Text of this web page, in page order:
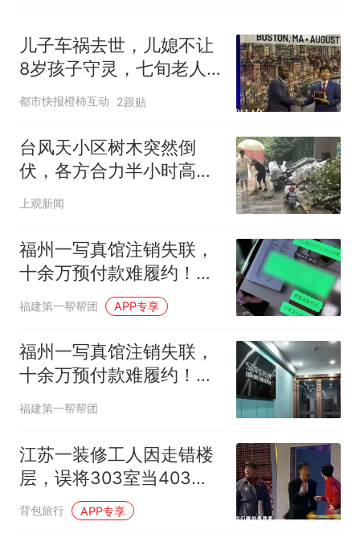
儿子车祸去世，儿媳不让
8岁孩子守灵，七旬老人
偷偷做亲子鉴定显示“非亲
生”，向母子索赔36.5万
元！法院：影响未成年人
健康成长，不支持
都市快报橙柿互动 2跟贴
台风天小区树木突然倒
伏，各方合力半小时高效
处置
上观新闻
福州一写真馆注销失联，
十余万预付款难履约！店
家：拍照要去苏州
福建第一帮帮团 APP专享
福州一写真馆注销失联，
十余万预付款难履约！店
家：拍照只能去苏州
福建第一帮帮团
江苏一装修工人因走错楼
层，误将303室当403室
拆成毛坯，屋内墙面、吊
顶、家具家电尽数拆除，
背包旅行 APP专享